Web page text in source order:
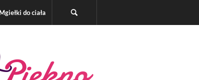
Mgiełki do ciała